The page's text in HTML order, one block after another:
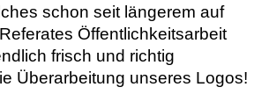
schon seit längerem auf
Öffentlichkeitsarbeit
frisch und richtig
Überarbeitung unseres Logos!